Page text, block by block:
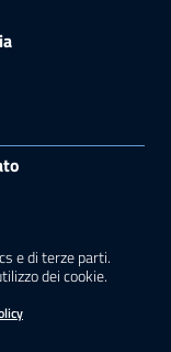
e di terze parti.
dei cookie.
Contatti |
|